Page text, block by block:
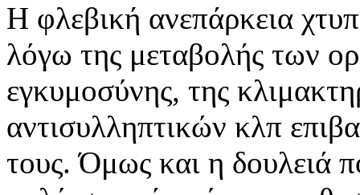
Η φλεβική ανεπάρκεια
λόγω της μεταβολής των
εγκυμοσύνης, της
αντισυλληπτικών κλπ
τους. Όμως και η δουλειά